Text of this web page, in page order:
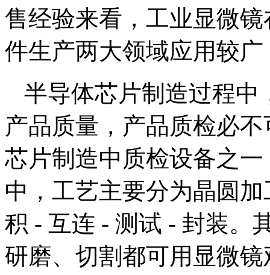
售经验来看，工业显微
件生产两大领域应用较
半导体芯片制造过程中
产品质量，产品质检必
芯片制造中质检设备之
中，工艺主要分为晶圆
积 - 互连 - 测试 - 封装。
研磨、切割都可用显微